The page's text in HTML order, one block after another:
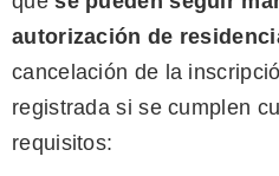
autorización de
cancelación de la
registrada si se cumplen
requisitos: